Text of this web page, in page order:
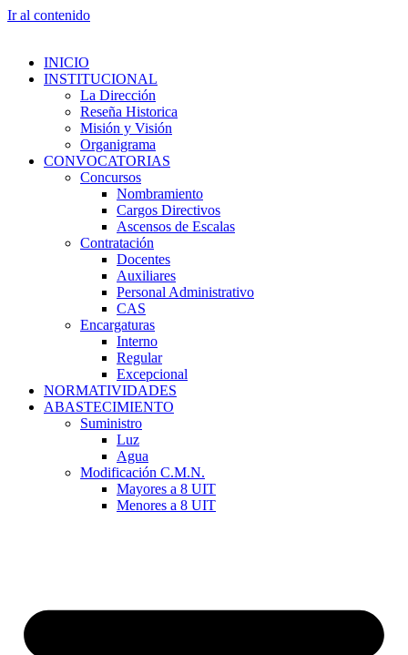
Ir al contenido
INICIO
INSTITUCIONAL
La Dirección
Reseña Historica
Misión y Visión
Organigrama
CONVOCATORIAS
Concursos
Nombramiento
Cargos Directivos
Ascensos de Escalas
Contratación
Docentes
Auxiliares
Personal Administrativo
CAS
Encargaturas
Interno
Regular
Excepcional
NORMATIVIDADES
ABASTECIMIENTO
Suministro
Luz
Agua
Modificación C.M.N.
Mayores a 8 UIT
Menores a 8 UIT